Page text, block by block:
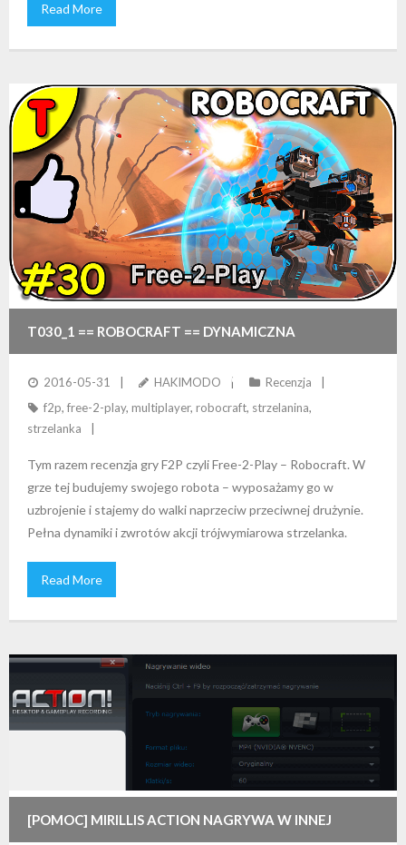
Read More
T030_1 == ROBOCRAFT == DYNAMICZNA
STRZELANINA F2P – ZBUDUJ I WALCZ SWOIM
ROBOTEM!
2016-05-31 HAKIMODO
Recenzja
f2p, free-2-play, multiplayer, robocraft, strzelanina,
strzelanka
Tym razem recenzja gry F2P czyli Free-2-Play – Robocraft. W
grze tej budujemy swojego robota – wyposażamy go w
uzbrojenie i stajemy do walki naprzeciw przeciwnej drużynie.
Pełna dynamiki i zwrotów akcji trójwymiarowa strzelanka.
Read More
[POMOC] MIRILLIS ACTION NAGRYWA W INNEJ